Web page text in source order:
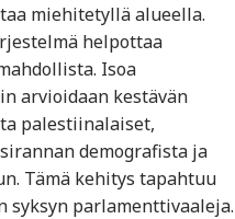
miehitetyllä alueella.
helpottaa
Isoa
arvioidaan kestävän
palestiinalaiset,
demografista ja
Tämä kehitys tapahtuu
syksyn parlamenttivaaleja.